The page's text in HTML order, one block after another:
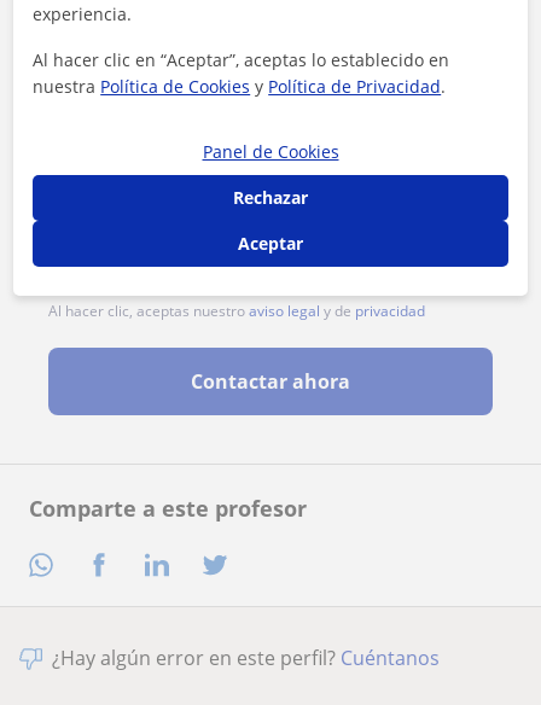
Comparte a este profesor
Al hacer clic, aceptas nuestroaviso legal y de privacidad
Contactar ahora
¿Hay algún error en este perfil? Cuéntanos
experiencia.
Al hacer clic en “Aceptar”, aceptas lo establecido en
nuestra Política de Cookies y Política de Privacidad.
Panel de Cookies
Rechazar
Aceptar